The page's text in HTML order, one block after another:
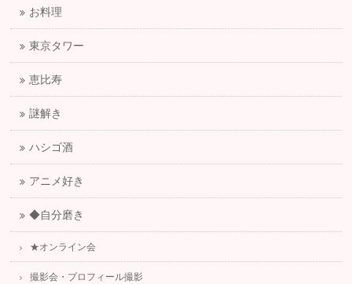
お料理
東京タワー
恵比寿
謎解き
ハシゴ酒
アニメ好き
◆自分磨き
★オンライン会
撮影会・プロフィール撮影